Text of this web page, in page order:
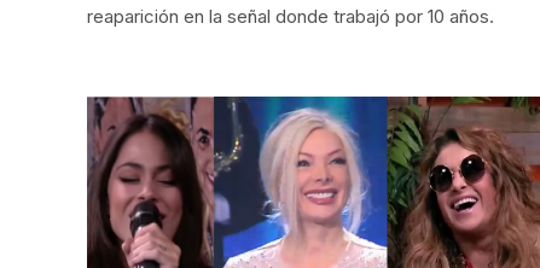
reaparición en la señal donde trabajó por 10 años.